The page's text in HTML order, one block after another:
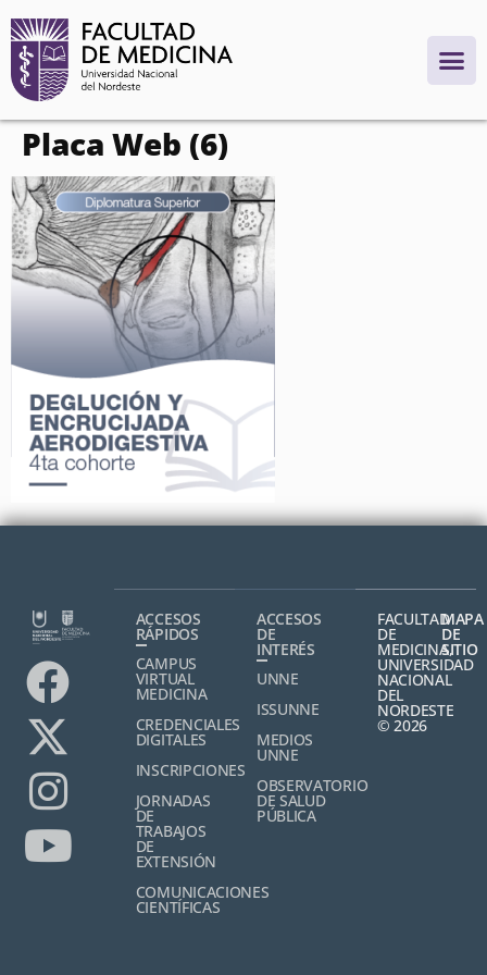
contenido
Placa Web (6)
ACCESOS
RÁPIDOS
CAMPUS
VIRTUAL
MEDICINA
CREDENCIALES
DIGITALES
INSCRIPCIONES
JORNADAS
DE
TRABAJOS
DE
EXTENSIÓN
COMUNICACIONES
CIENTÍFICAS
ACCESOS
DE
INTERÉS
UNNE
ISSUNNE
MEDIOS
UNNE
OBSERVATORIO
DE SALUD
PÚBLICA
FACULTAD
DE
MEDICINA,
UNIVERSIDAD
NACIONAL
DEL
NORDESTE
© 2026
MAPA
DE
SITIO